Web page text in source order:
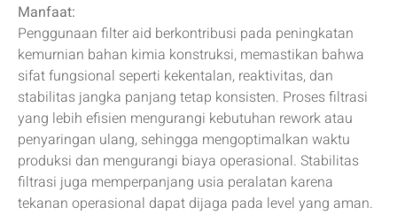
Manfaat:
Penggunaan filter aid berkontribusi pada peningkatan
kemurnian bahan kimia konstruksi, memastikan bahwa
sifat fungsional seperti kekentalan, reaktivitas, dan
stabilitas jangka panjang tetap konsisten. Proses filtrasi
yang lebih efisien mengurangi kebutuhan rework atau
penyaringan ulang, sehingga mengoptimalkan waktu
produksi dan mengurangi biaya operasional. Stabilitas
filtrasi juga memperpanjang usia peralatan karena
tekanan operasional dapat dijaga pada level yang aman.